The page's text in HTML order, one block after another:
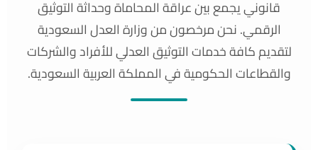
قانوني يجمع بين عراقة المحاماة وحداثة التوثيق
الرقمي. نحن مرخصون من وزارة العدل السعودية
لتقديم كافة خدمات التوثيق العدلي للأفراد والشركات
والقطاعات الحكومية في المملكة العربية السعودية.